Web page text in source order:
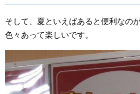
そして、夏といえばあると便利なの
色々あって楽しいです。